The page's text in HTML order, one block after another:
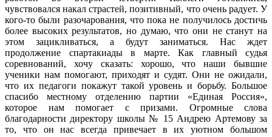
чувствовался накал страстей, позитивный, что очень радует. У
кого-то были разочарования, что пока не получилось достичь
более высоких результатов, но думаю, что они не станут на
этом зацикливаться, а будут заниматься. Нас ждет
продолжение спартакиады в марте. Как главный судья
соревнований, хочу сказать: хорошо, что наши бывшие
ученики нам помогают, приходят и судят. Они не ожидали,
что их педагоги покажут такой уровень и борьбу. Большое
спасибо местному отделению партии «Единая Россия»,
которое нам помогает с призами. Огромные слова
благодарности директору школы № 15 Андрею Артемову за
то, что он нас всегда привечает в их уютном большом